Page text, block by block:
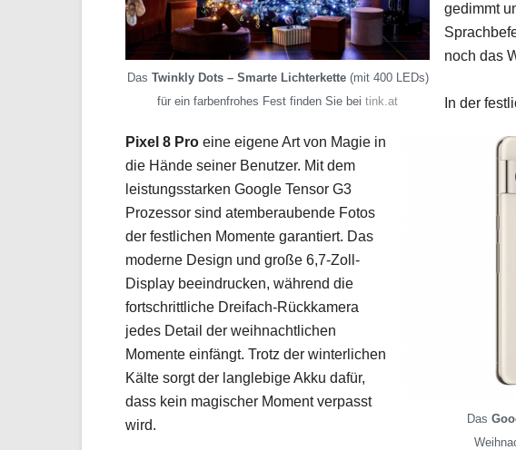
Das Twinkly Dots – Smarte Lichterkette(mit 400 LEDs)
für ein farbenfrohes Fest finden Sie bei tink.at
gedimmt
noch das
Das
In der
Pixel 8 Pro eine eigene Art von Magie in
die Hände seiner Benutzer. Mit dem
leistungsstarken Google Tensor G3
Prozessor sind atemberaubende Fotos
der festlichen Momente garantiert. Das
moderne Design und große 6,7-Zoll-
Display beeindrucken, während die
fortschrittliche Dreifach-Rückkamera
jedes Detail der weihnachtlichen
Momente einfängt. Trotz der winterlichen
Kälte sorgt der langlebige Akku dafür,
dass kein magischer Moment verpasst
wird.